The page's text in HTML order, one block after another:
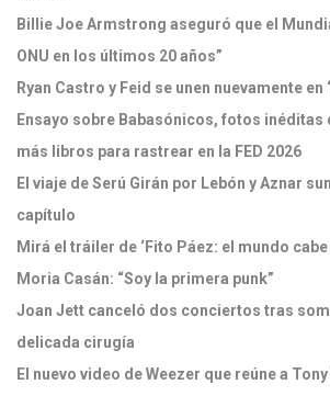
Billie Joe Armstrong aseguró que el
ONU en los últimos 20 años”
Ryan Castro y Feid se unen nuevamente en
Ensayo sobre Babasónicos, fotos inéditas
más libros para rastrear en la FED 2026
El viaje de Serú Girán por Lebón y Aznar
capítulo
Mirá el tráiler de ‘Fito Páez: el mundo cabe
Moria Casán: “Soy la primera punk”
Joan Jett canceló dos conciertos tras
delicada cirugía
El nuevo video de Weezer que reúne a